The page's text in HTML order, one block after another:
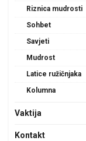
Riznica mudrosti
Sohbet
Savjeti
Mudrost
Latice ružičnjaka
Kolumna
Vaktija
Kontakt